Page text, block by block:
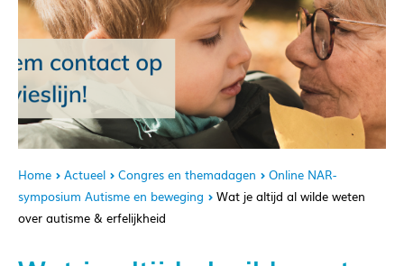
Home Actueel Congres en themadagen
Online NAR-
symposium Autisme en beweging
Wat je altijd al wilde weten
over autisme & erfelijkheid